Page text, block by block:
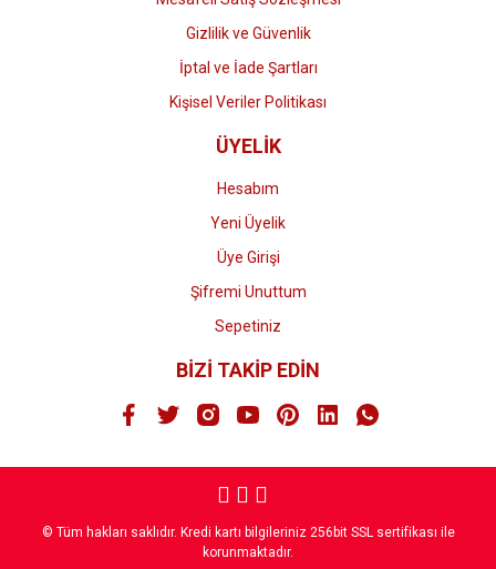
Gizlilik ve Güvenlik
İptal ve İade Şartları
Kişisel Veriler Politikası
ÜYELİK
Hesabım
Yeni Üyelik
Üye Girişi
Şifremi Unuttum
Sepetiniz
BİZİ TAKİP EDİN
© Tüm hakları saklıdır. Kredi kartı bilgileriniz 256bit SSL sertifikası ile
korunmaktadır.